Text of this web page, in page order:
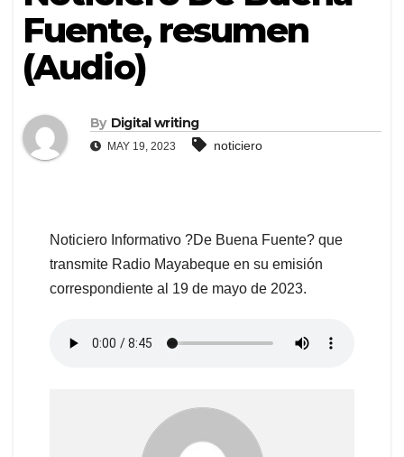
Fuente, resumen
(Audio)
By Digital writing
MAY 19, 2023 noticiero
Noticiero Informativo ?De Buena Fuente? que
transmite Radio Mayabeque en su emisión
correspondiente al 19 de mayo de 2023.